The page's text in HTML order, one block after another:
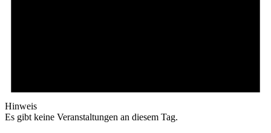
Hinweis
Es gibt keine Veranstaltungen an diesem Tag.